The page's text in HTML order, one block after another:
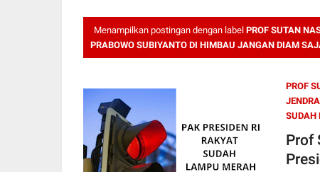
Menampilkan postingan dengan label PROF SUTAN
PRABOWO SUBIYANTO DI HIMBAU JANGAN DIAM
PROF
SUDAH
Prof